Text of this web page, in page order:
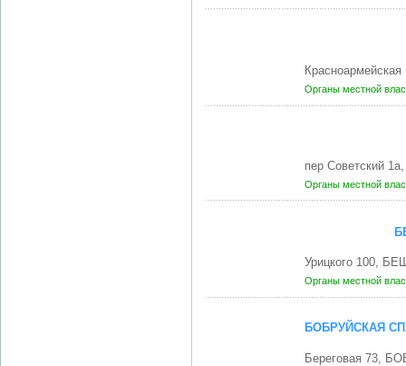
Органы местной
пер Советский
Органы местной
Урицкого 100,
Органы местной
БОБРУЙСКАЯ
Береговая 73,